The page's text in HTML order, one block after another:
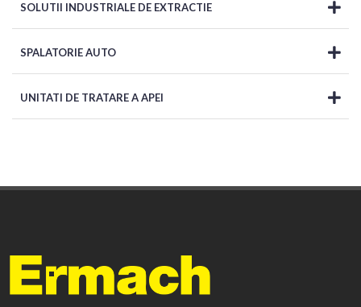
SOLUTII INDUSTRIALE DE EXTRACTIE
SPALATORIE AUTO
UNITATI DE TRATARE A APEI